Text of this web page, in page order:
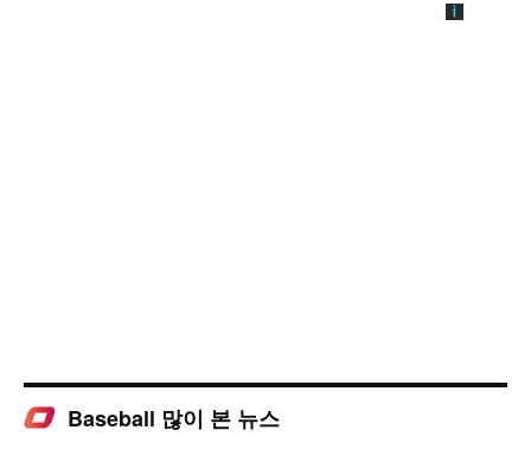
Baseball 많이 본 뉴스